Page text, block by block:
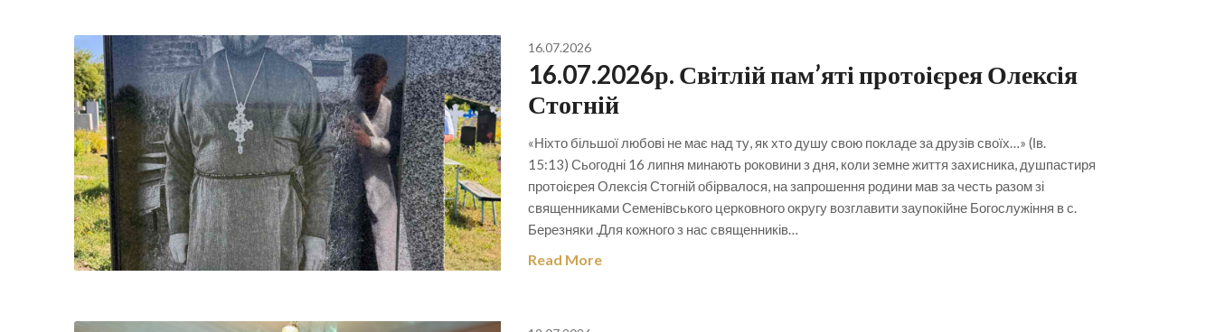
16.07.2026
16.07.2026р. Світлій пам’яті протоієрея Олексія
Стогній
«Ніхто більшої любові не має над ту, як хто душу свою покладе за друзів своїх…» (Ів.
15:13) Сьогодні 16 липня минають роковини з дня, коли земне життя захисника, душпастиря
протоієрея Олексія Стогній обірвалося, на запрошення родини мав за честь разом зі
священниками Семенівського церковного округу возглавити заупокійне Богослужіння в с.
Березняки .Для кожного з нас священників…
Read More